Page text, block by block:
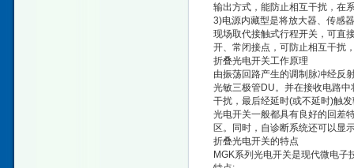
输出方式，能防止相互干扰，在
3)电源内藏型是将放大器、传感
现场取代接触式行程开关，可直
开、常闭接点，可防止相互干扰
折叠光电开关工作原理
由振荡回路产生的调制脉冲经反
光敏三极管DU。并在接收电路
干扰，最后经延时(或不延时)触
光电开关一般都具有良好的回差
区。同时，自诊断系统还可以显
折叠光电开关的特点
MGK系列光电开关是现代微电